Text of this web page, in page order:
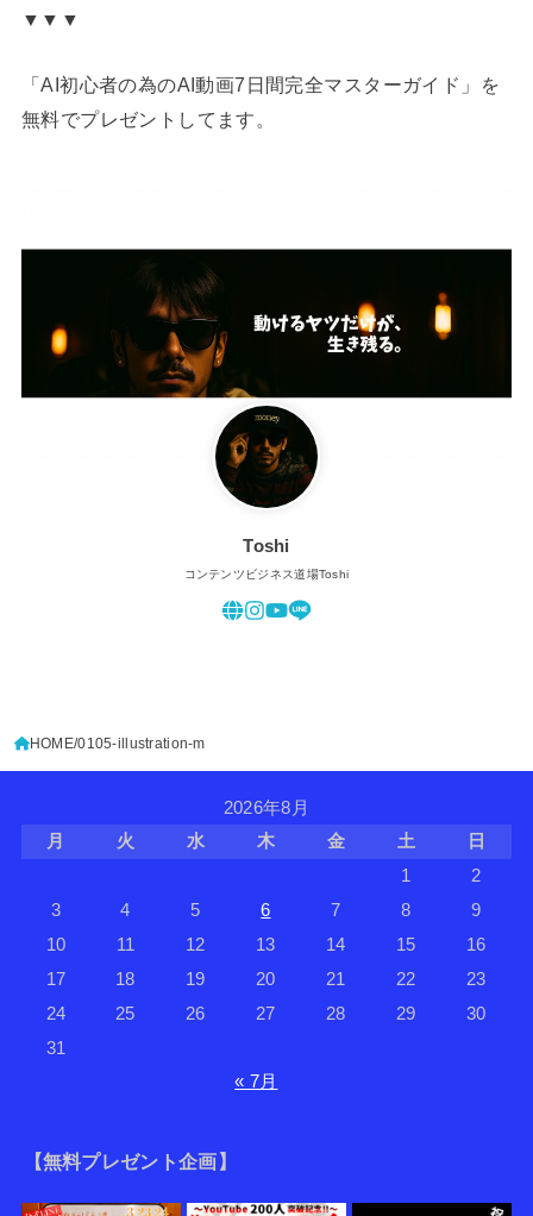
▼▼▼
「AI初心者の為のAI動画7日間完全マスターガイド」を
無料でプレゼントしてます。
Toshi
コンテンツビジネス道場Toshi
HOME 0105-illustration-m
2026年8月
月
火 水 木 金 土
日
1
2
3
4 5 6 7 8
9
10
11 12 13 14 15
16
17
18 19 20 21 22
23
24
25 26 27 28 29
30
31
« 7月
【無料プレゼント企画】